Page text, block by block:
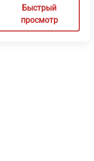
Быстрый
просмотр